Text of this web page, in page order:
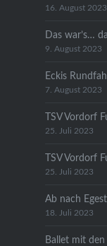
16. August 2023
Das war’s…
9. August 2023
Eckis
7. August 2023
TSV Vordorf
25. Juli 2023
TSV Vordorf
25. Juli 2023
Ab nach
18. Juli 2023
Ballet mit den